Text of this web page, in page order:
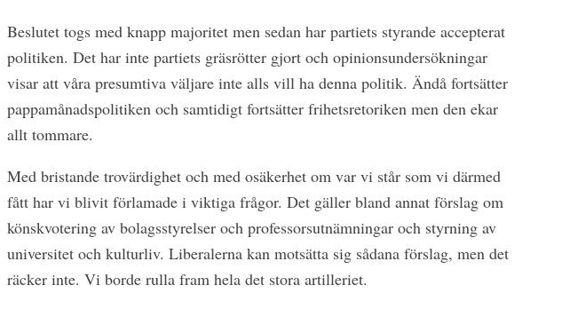
Beslutet togs med knapp majoritet men sedan har partiets styrande accepterat
politiken. Det har inte partiets gräsrötter gjort och opinionsundersökningar
visar att våra presumtiva väljare inte alls vill ha denna politik. Ändå fortsätter
pappamånadspolitiken och samtidigt fortsätter frihetsretoriken men den ekar
allt tommare.
Med bristande trovärdighet och med osäkerhet om var vi står som vi därmed
fått har vi blivit förlamade i viktiga frågor. Det gäller bland annat förslag om
könskvotering av bolagsstyrelser och professorsutnämningar och styrning av
universitet och kulturliv. Liberalerna kan motsätta sig sådana förslag, men det
räcker inte. Vi borde rulla fram hela det stora artilleriet.